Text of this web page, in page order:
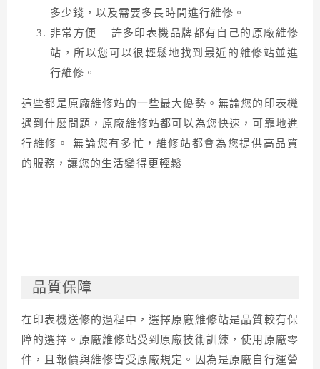
多少錢，以及需要多長時間進行維修。
非常方便 – 許多印表機品牌都有自己的原廠維修
站，所以您可以很輕鬆地找到最近的維修站並進
行維修。
這些都是原廠維修站的一些最大優勢。無論您的印表機
遇到什麼問題，原廠維修站都可以為您快速，可靠地進
行維修。
無論您有多忙，維修站都會為您提供高品質
的服務，讓您的生活變得更輕鬆
品質保障
在印表機送修的過程中，選擇原廠維修站是品質較有保
障的選擇。原廠維修站受到原廠技術訓練，使用原廠零
件，且報價與維修皆受原廠規定。因為是原廠自行運營